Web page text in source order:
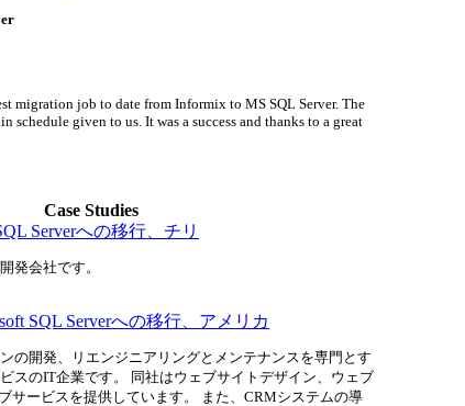
migration job to date from Informix to MS SQL Server. The
schedule given to us. It was a success and thanks to a great
Case Studies
Serverへの移行、チリ
発会社です。
SQL Serverへの移行、アメリカ
の開発、リエンジニアリングとメンテナンスを専門とす
スのIT企業です。 同社はウェブサイトデザイン、ウェブ
サービスを提供しています。 また、CRMシステムの導